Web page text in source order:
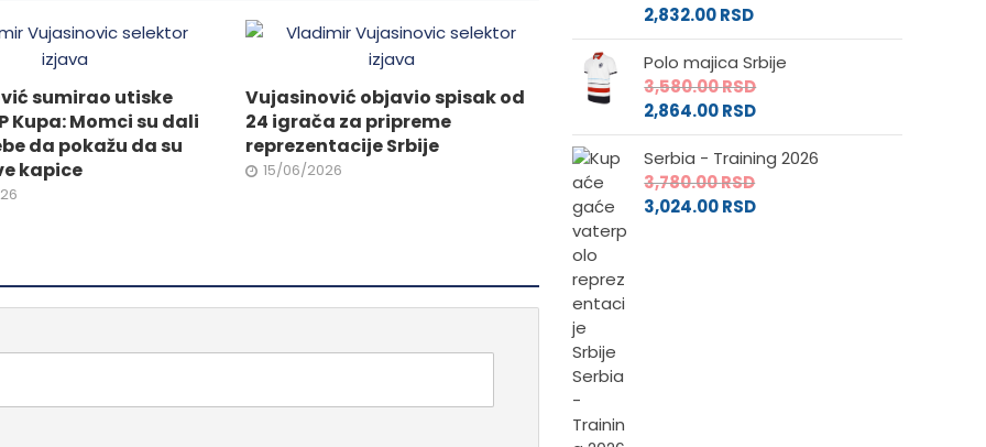
izabrane
proizvoda.
sumirao utiske
Kupa: Momci su dali
da pokažu da su
kapice
Vujasinović objavio spisak od
24 igrača za pripreme
reprezentacije Srbije
15/06/2026
2,832.00RSD
Polo majica Srbije
3,580.00RSD
2,864.00RSD
Serbia - Training 2026
3,780.00RSD
3,024.00RSD